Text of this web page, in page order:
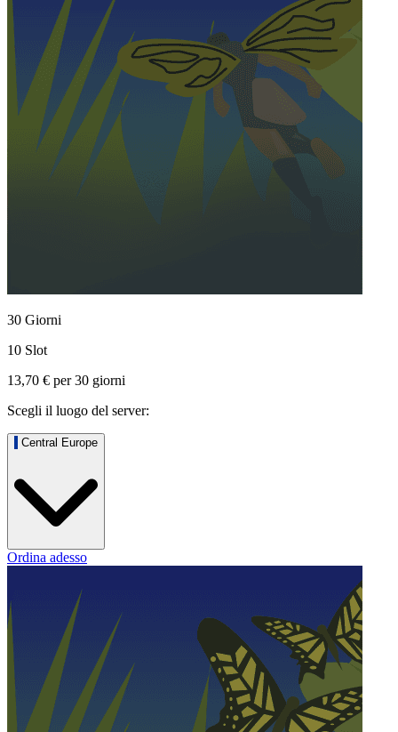
30 Giorni
10 Slot
13,70 € per30 giorni
Scegli il luogo del server:
Central Europe
Ordina adesso